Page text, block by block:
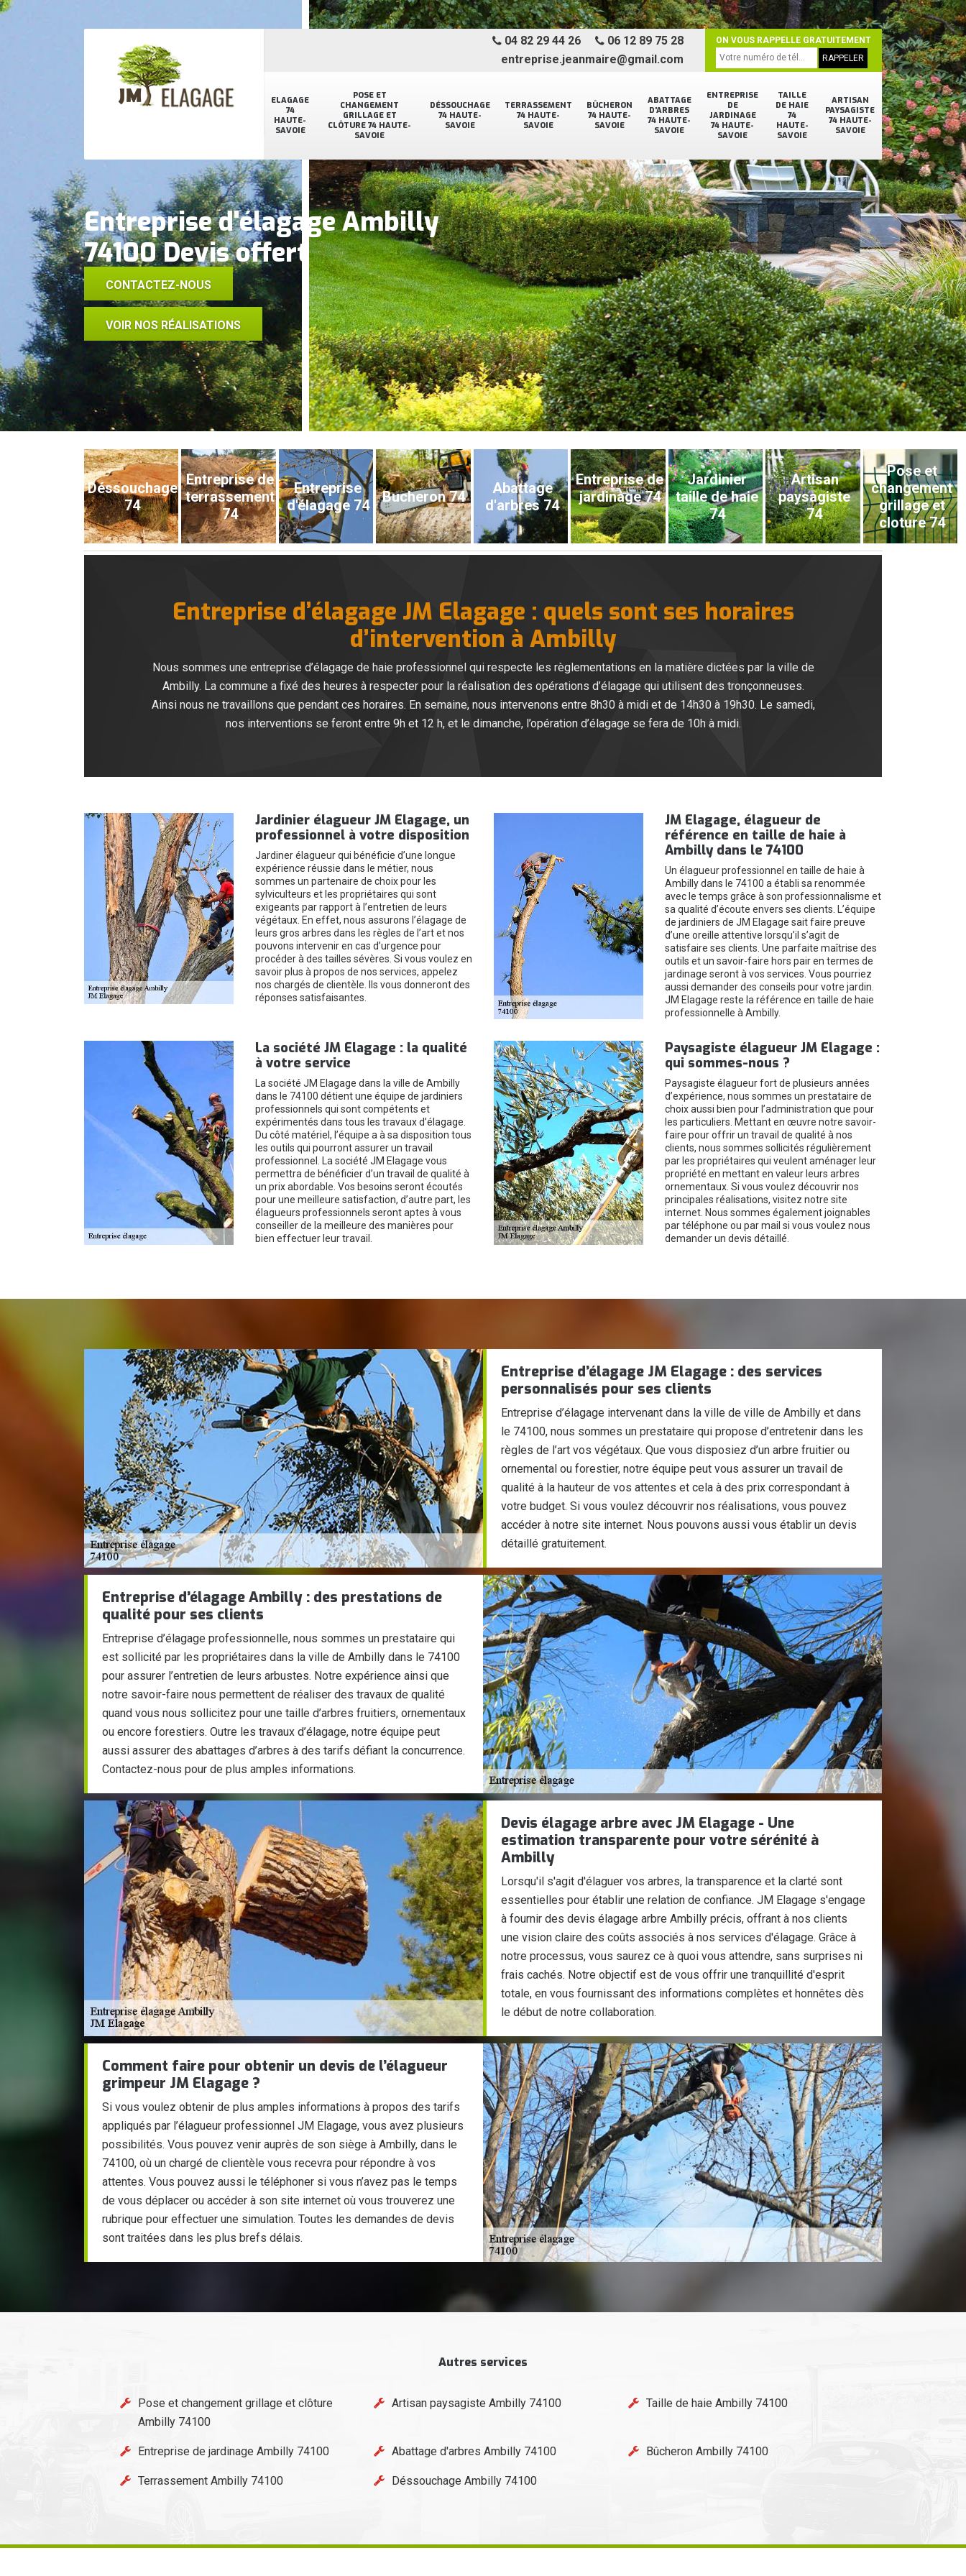
ELAGAGE
74
HAUTE-
SAVOIE
POSE ET
CHANGEMENT
GRILLAGE ET
CLÔTURE 74 HAUTE-
SAVOIE
DÉSSOUCHAGE
74 HAUTE-
SAVOIE
TERRASSEMENT
74 HAUTE-
SAVOIE
BÛCHERON
74 HAUTE-
SAVOIE
ABATTAGE
D'ARBRES
74 HAUTE-
SAVOIE
ENTREPRISE
DE
JARDINAGE
74 HAUTE-
SAVOIE
TAILLE
DE HAIE
74
HAUTE-
SAVOIE
ARTISAN
PAYSAGISTE
74 HAUTE-
SAVOIE
04 82 29 44 26
06 12 89 75 28
entreprise.jeanmaire@gmail.com
ON VOUS RAPPELLE GRATUITEMENT
Entreprise d'élagage Ambilly
74100 Devis offert
CONTACTEZ-NOUS
VOIR NOS RÉALISATIONS
Déssouchage
74
Entreprise de
terrassement
74
Entreprise
d'élagage 74
Bucheron 74
Abattage
d'arbres 74
Entreprise de
jardinage 74
Jardinier
taille de haie
74
Artisan
paysagiste
74
Pose et
changement
grillage et
cloture 74
Entreprise d’élagage JM Elagage : quels sont ses horaires
d’intervention à Ambilly
Nous sommes une entreprise d’élagage de haie professionnel qui respecte les règlementations en la matière dictées par la ville de
Ambilly. La commune a fixé des heures à respecter pour la réalisation des opérations d’élagage qui utilisent des tronçonneuses.
Ainsi nous ne travaillons que pendant ces horaires. En semaine, nous intervenons entre 8h30 à midi et de 14h30 à 19h30. Le samedi,
nos interventions se feront entre 9h et 12 h, et le dimanche, l’opération d’élagage se fera de 10h à midi.
Jardinier élagueur JM Elagage, un
professionnel à votre disposition
Jardiner élagueur qui bénéficie d’une longue
expérience réussie dans le métier, nous
sommes un partenaire de choix pour les
sylviculteurs et les propriétaires qui sont
exigeants par rapport à l’entretien de leurs
végétaux. En effet, nous assurons l’élagage de
leurs gros arbres dans les règles de l’art et nos
pouvons intervenir en cas d’urgence pour
procéder à des tailles sévères. Si vous voulez en
savoir plus à propos de nos services, appelez
nos chargés de clientèle. Ils vous donneront des
réponses satisfaisantes.
JM Elagage, élagueur de
référence en taille de haie à
Ambilly dans le 74100
Un élagueur professionnel en taille de haie à
Ambilly dans le 74100 a établi sa renommée
avec le temps grâce à son professionnalisme et
sa qualité d’écoute envers ses clients. L’équipe
de jardiniers de JM Elagage sait faire preuve
d’une oreille attentive lorsqu’il s’agit de
satisfaire ses clients. Une parfaite maîtrise des
outils et un savoir-faire hors pair en termes de
jardinage seront à vos services. Vous pourriez
aussi demander des conseils pour votre jardin.
JM Elagage reste la référence en taille de haie
professionnelle à Ambilly.
La société JM Elagage : la qualité
à votre service
La société JM Elagage dans la ville de Ambilly
dans le 74100 détient une équipe de jardiniers
professionnels qui sont compétents et
expérimentés dans tous les travaux d’élagage.
Du côté matériel, l’équipe a à sa disposition tous
les outils qui pourront assurer un travail
professionnel. La société JM Elagage vous
permettra de bénéficier d’un travail de qualité à
un prix abordable. Vos besoins seront écoutés
pour une meilleure satisfaction, d’autre part, les
élagueurs professionnels seront aptes à vous
conseiller de la meilleure des manières pour
bien effectuer leur travail.
Paysagiste élagueur JM Elagage :
qui sommes-nous ?
Paysagiste élagueur fort de plusieurs années
d’expérience, nous sommes un prestataire de
choix aussi bien pour l’administration que pour
les particuliers. Mettant en œuvre notre savoir-
faire pour offrir un travail de qualité à nos
clients, nous sommes sollicités régulièrement
par les propriétaires qui veulent aménager leur
propriété en mettant en valeur leurs arbres
ornementaux. Si vous voulez découvrir nos
principales réalisations, visitez notre site
internet. Nous sommes également joignables
par téléphone ou par mail si vous voulez nous
demander un devis détaillé.
Entreprise d’élagage JM Elagage : des services
personnalisés pour ses clients
Entreprise d’élagage intervenant dans la ville de ville de Ambilly et dans
le 74100, nous sommes un prestataire qui propose d’entretenir dans les
règles de l’art vos végétaux. Que vous disposiez d’un arbre fruitier ou
ornemental ou forestier, notre équipe peut vous assurer un travail de
qualité à la hauteur de vos attentes et cela à des prix correspondant à
votre budget. Si vous voulez découvrir nos réalisations, vous pouvez
accéder à notre site internet. Nous pouvons aussi vous établir un devis
détaillé gratuitement.
Entreprise d’élagage Ambilly : des prestations de
qualité pour ses clients
Entreprise d’élagage professionnelle, nous sommes un prestataire qui
est sollicité par les propriétaires dans la ville de Ambilly dans le 74100
pour assurer l’entretien de leurs arbustes. Notre expérience ainsi que
notre savoir-faire nous permettent de réaliser des travaux de qualité
quand vous nous sollicitez pour une taille d’arbres fruitiers, ornementaux
ou encore forestiers. Outre les travaux d’élagage, notre équipe peut
aussi assurer des abattages d’arbres à des tarifs défiant la concurrence.
Contactez-nous pour de plus amples informations.
Devis élagage arbre avec JM Elagage - Une
estimation transparente pour votre sérénité à
Ambilly
Lorsqu'il s'agit d'élaguer vos arbres, la transparence et la clarté sont
essentielles pour établir une relation de confiance. JM Elagage s'engage
à fournir des devis élagage arbre Ambilly précis, offrant à nos clients
une vision claire des coûts associés à nos services d'élagage. Grâce à
notre processus, vous saurez ce à quoi vous attendre, sans surprises ni
frais cachés. Notre objectif est de vous offrir une tranquillité d'esprit
totale, en vous fournissant des informations complètes et honnêtes dès
le début de notre collaboration.
Comment faire pour obtenir un devis de l’élagueur
grimpeur JM Elagage ?
Si vous voulez obtenir de plus amples informations à propos des tarifs
appliqués par l’élagueur professionnel JM Elagage, vous avez plusieurs
possibilités. Vous pouvez venir auprès de son siège à Ambilly, dans le
74100, où un chargé de clientèle vous recevra pour répondre à vos
attentes. Vous pouvez aussi le téléphoner si vous n’avez pas le temps
de vous déplacer ou accéder à son site internet où vous trouverez une
rubrique pour effectuer une simulation. Toutes les demandes de devis
sont traitées dans les plus brefs délais.
Autres services
Pose et changement grillage et clôture
Ambilly 74100
Artisan paysagiste Ambilly 74100 Taille de haie Ambilly 74100
Entreprise de jardinage Ambilly 74100 Abattage d'arbres Ambilly 74100 Bûcheron Ambilly 74100
Terrassement Ambilly 74100 Déssouchage Ambilly 74100